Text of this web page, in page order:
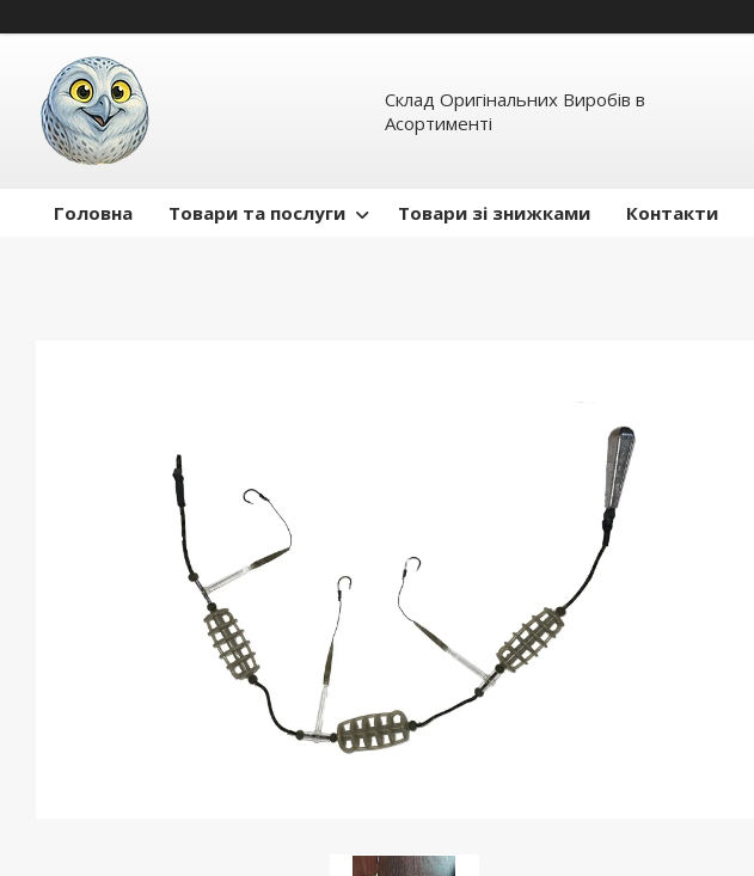
Склад Оригінальних Виробів в
Асортименті
Головна Товари та послуги Товари зі знижками Контакти